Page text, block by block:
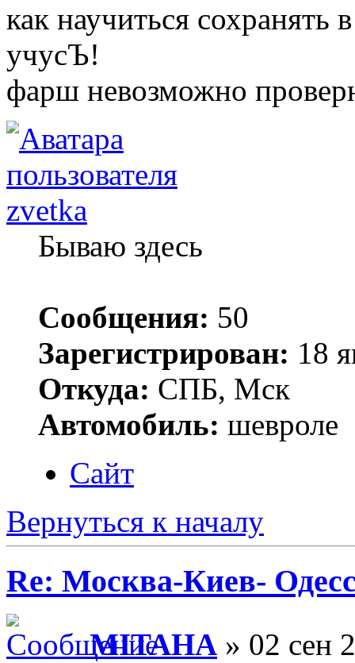
как научиться сохранять
учусЪ!
фарш невозможно
zvetka
Бываю здесь
Сообщения: 50
Зарегистрирован: 18
Откуда: СПБ, Мск
Автомобиль: шевроле
Сайт
Вернуться к началу
Re: Москва-Киев-
MITAHA » 02 сен